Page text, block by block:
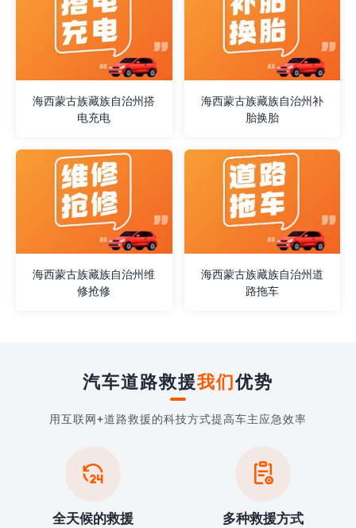
海西蒙古族藏族自治州搭
电充电
海西蒙古族藏族自治州补
胎换胎
海西蒙古族藏族自治州维
修抢修
海西蒙古族藏族自治州道
路拖车
汽车道路救援我们优势
用互联网+道路救援的科技方式提高车主应急效率

全天候的救援

多种救援方式